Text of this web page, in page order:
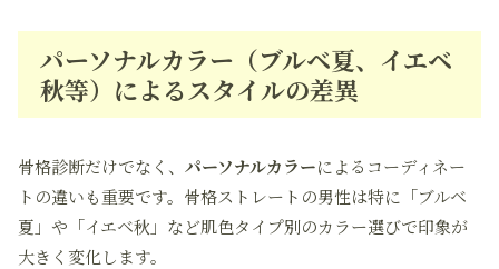
パーソナルカラー（ブルベ夏、イエベ
秋等）によるスタイルの差異
骨格診断だけでなく、 パーソナルカラーによるコーディネー
トの違いも重要です。骨格ストレートの男性は特に「ブルベ
夏」や「イエベ秋」など肌色タイプ別のカラー選びで印象が
大きく変化します。